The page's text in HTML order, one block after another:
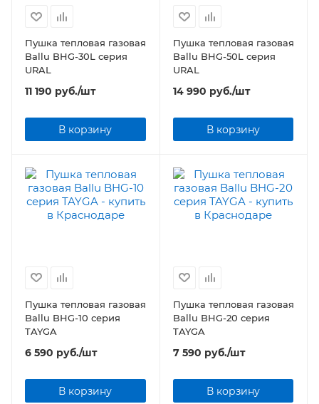
Пушка тепловая газовая
Ballu BHG-30L серия
URAL
11 190 руб./шт
В корзину
Пушка тепловая газовая
Ballu BHG-50L серия
URAL
14 990 руб./шт
В корзину
Пушка тепловая газовая
Ballu BHG-10 серия
TAYGA
6 590 руб./шт
В корзину
Пушка тепловая газовая
Ballu BHG-20 серия
TAYGA
7 590 руб./шт
В корзину